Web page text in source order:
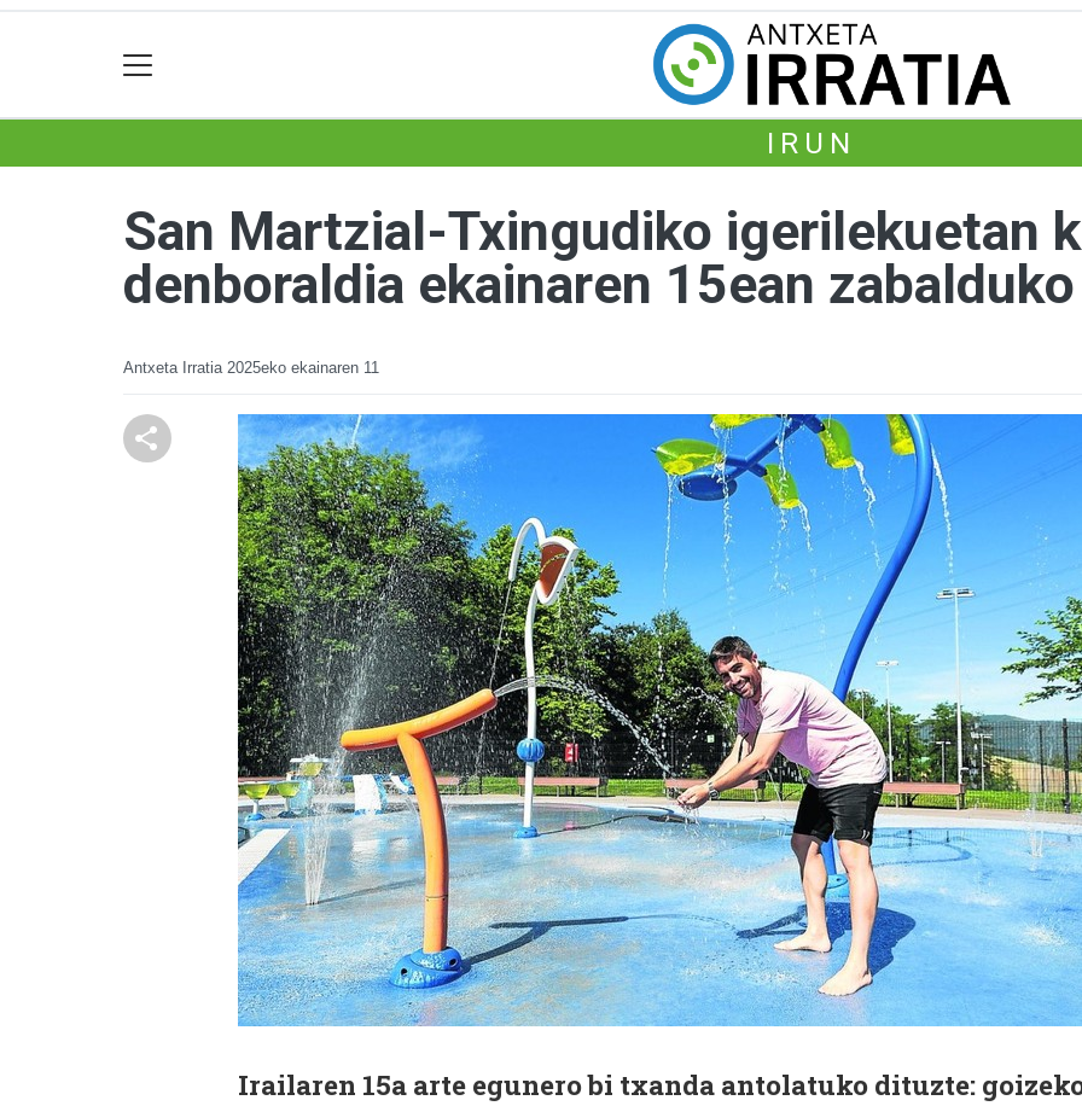
IRUN
San Martzial-Txingudiko igerilekuetan
denboraldia ekainaren 15ean
Antxeta Irratia 2025eko ekainaren 11
Irailaren 15a arte egunero bi txanda antolatuko dituzte: